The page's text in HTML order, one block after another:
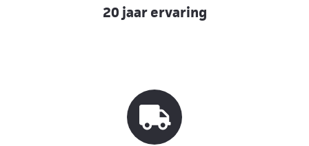
20 jaar ervaring